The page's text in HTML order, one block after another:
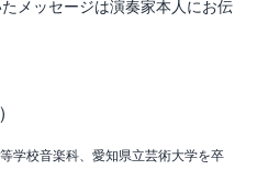
メッセージは演奏家本人にお伝
学校音楽科、愛知県立芸術大学を卒